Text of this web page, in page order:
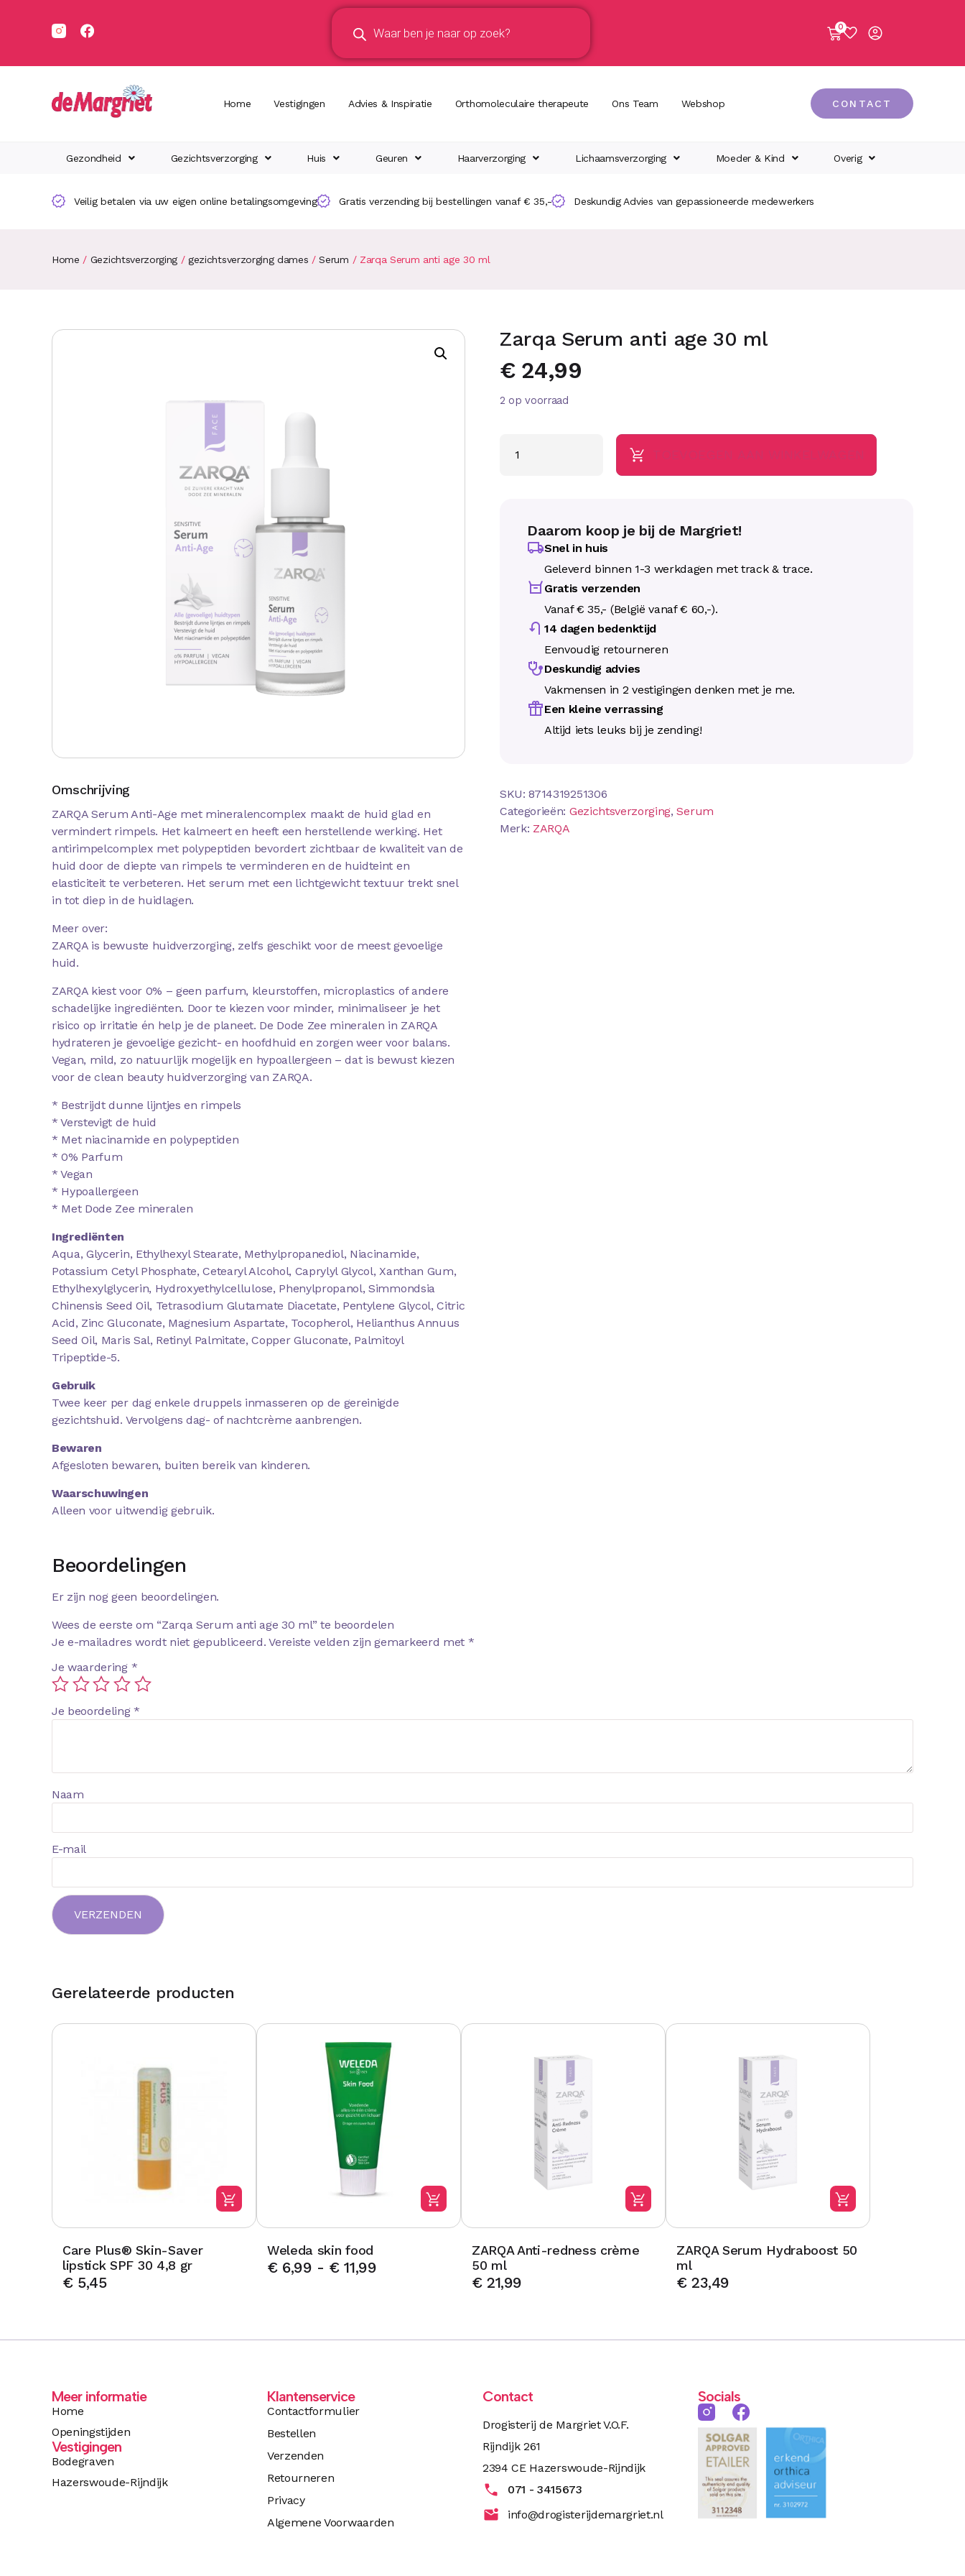
0
Home Vestigingen Advies & Inspiratie Orthomoleculaire therapeute Ons Team Webshop CONTACT
Gezondheid Gezichtsverzorging Huis Geuren Haarverzorging Lichaamsverzorging Moeder & Kind Overig
Veilig betalen via uw eigen online betalingsomgeving Gratis verzending bij bestellingen vanaf € 35,- Deskundig Advies van gepassioneerde medewerkers
Home / Gezichtsverzorging /gezichtsverzorging dames /Serum / Zarqa Serum anti age 30 ml
Omschrijving
ZARQA Serum Anti-Age met mineralencomplex maakt de huid glad en
vermindert rimpels. Het kalmeert en heeft een herstellende werking. Het
antirimpelcomplex met polypeptiden bevordert zichtbaar de kwaliteit van de
huid door de diepte van rimpels te verminderen en de huidteint en
elasticiteit te verbeteren. Het serum met een lichtgewicht textuur trekt snel
in tot diep in de huidlagen.
Meer over:
ZARQA is bewuste huidverzorging, zelfs geschikt voor de meest gevoelige
huid.
ZARQA kiest voor 0% – geen parfum, kleurstoffen, microplastics of andere
schadelijke ingrediënten. Door te kiezen voor minder, minimaliseer je het
risico op irritatie én help je de planeet. De Dode Zee mineralen in ZARQA
hydrateren je gevoelige gezicht- en hoofdhuid en zorgen weer voor balans.
Vegan, mild, zo natuurlijk mogelijk en hypoallergeen – dat is bewust kiezen
voor de clean beauty huidverzorging van ZARQA.
* Bestrijdt dunne lijntjes en rimpels
* Verstevigt de huid
* Met niacinamide en polypeptiden
* 0% Parfum
* Vegan
* Hypoallergeen
* Met Dode Zee mineralen
Ingrediënten
Aqua, Glycerin, Ethylhexyl Stearate, Methylpropanediol, Niacinamide,
Potassium Cetyl Phosphate, Cetearyl Alcohol, Caprylyl Glycol, Xanthan Gum,
Ethylhexylglycerin, Hydroxyethylcellulose, Phenylpropanol, Simmondsia
Chinensis Seed Oil, Tetrasodium Glutamate Diacetate, Pentylene Glycol, Citric
Acid, Zinc Gluconate, Magnesium Aspartate, Tocopherol, Helianthus Annuus
Seed Oil, Maris Sal, Retinyl Palmitate, Copper Gluconate, Palmitoyl
Tripeptide-5.
Gebruik
Twee keer per dag enkele druppels inmasseren op de gereinigde
gezichtshuid. Vervolgens dag- of nachtcrème aanbrengen.
Bewaren
Afgesloten bewaren, buiten bereik van kinderen.
Waarschuwingen
Alleen voor uitwendig gebruik.
Zarqa Serum anti age 30 ml
€24,99
2 op voorraad
Daarom koop je bij de Margriet!
Snel in huis
Geleverd binnen 1-3 werkdagen met track & trace.
Gratis verzenden
Vanaf € 35,- (België vanaf € 60,-).
14 dagen bedenktijd
Eenvoudig retourneren
Deskundig advies
Vakmensen in 2 vestigingen denken met je me.
Een kleine verrassing
Altijd iets leuks bij je zending!
SKU:8714319251306
Categorieën: Gezichtsverzorging,Serum
Merk: ZARQA
Beoordelingen
Er zijn nog geen beoordelingen.
Wees de eerste om “Zarqa Serum anti age 30 ml” te beoordelen
Je e-mailadres wordt niet gepubliceerd. Vereiste velden zijn gemarkeerd met *
Je waardering *
Je beoordeling*
Naam
E-mail
Gerelateerde producten
Care Plus® Skin-Saver
lipstick SPF 30 4,8 gr
€5,45
Weleda skin food
€6,99 - €11,99
ZARQA Anti-redness crème
50 ml
€21,99
ZARQA Serum Hydraboost 50
ml
€23,49
Meer informatie
Home
Openingstijden
Vestigingen
Bodegraven
Hazerswoude-Rijndijk
Klantenservice
Contactformulier
Bestellen
Verzenden
Retourneren
Privacy
Algemene Voorwaarden
Contact
Drogisterij de Margriet V.O.F.
Rijndijk 261
2394 CE Hazerswoude-Rijndijk
071 - 3415673
info@drogisterijdemargriet.nl
Socials